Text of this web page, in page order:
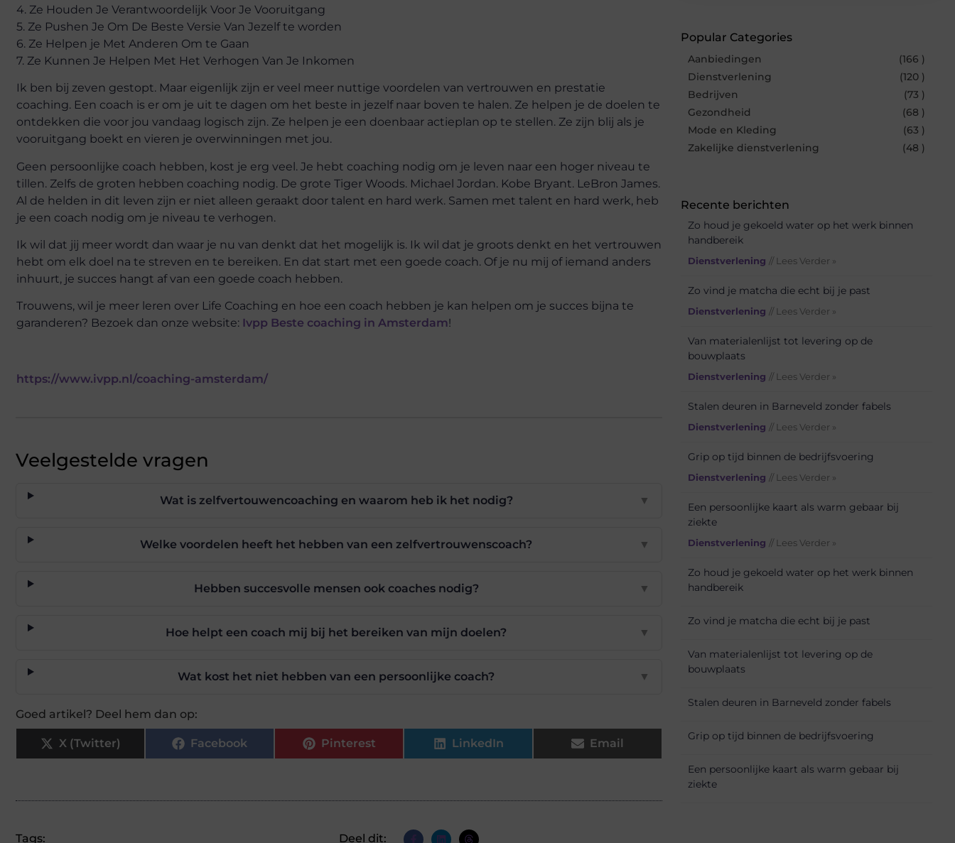
4. Ze Houden Je Verantwoordelijk Voor Je Vooruitgang
5. Ze Pushen Je Om De Beste Versie Van Jezelf te worden
6. Ze Helpen je Met Anderen Om te Gaan
7. Ze Kunnen Je Helpen Met Het Verhogen Van Je Inkomen
Ik ben bij zeven gestopt. Maar eigenlijk zijn er veel meer nuttige voordelen van vertrouwen en prestatie
coaching. Een coach is er om je uit te dagen om het beste in jezelf naar boven te halen. Ze helpen je de doelen te
ontdekken die voor jou vandaag logisch zijn. Ze helpen je een doenbaar actieplan op te stellen. Ze zijn blij als je
vooruitgang boekt en vieren je overwinningen met jou.
Geen persoonlijke coach hebben, kost je erg veel. Je hebt coaching nodig om je leven naar een hoger niveau te
tillen. Zelfs de groten hebben coaching nodig. De grote Tiger Woods. Michael Jordan. Kobe Bryant. LeBron James.
Al de helden in dit leven zijn er niet alleen geraakt door talent en hard werk. Samen met talent en hard werk, heb
je een coach nodig om je niveau te verhogen.
Ik wil dat jij meer wordt dan waar je nu van denkt dat het mogelijk is. Ik wil dat je groots denkt en het vertrouwen
hebt om elk doel na te streven en te bereiken. En dat start met een goede coach. Of je nu mij of iemand anders
inhuurt, je succes hangt af van een goede coach hebben.
Trouwens, wil je meer leren over Life Coaching en hoe een coach hebben je kan helpen om je succes bijna te
garanderen? Bezoek dan onze website: Ivpp Beste coaching in Amsterdam!
https://www.ivpp.nl/coaching-amsterdam/
Veelgestelde vragen
Wat is zelfvertouwencoaching en waarom heb ik het nodig? ▼
Welke voordelen heeft het hebben van een zelfvertrouwenscoach? ▼
Hebben succesvolle mensen ook coaches nodig? ▼
Hoe helpt een coach mij bij het bereiken van mijn doelen? ▼
Wat kost het niet hebben van een persoonlijke coach? ▼
Goed artikel? Deel hem dan op:
X (Twitter) Facebook Pinterest LinkedIn Email
Tags: Deel dit:
Popular Categories
Aanbiedingen
(166 )
Dienstverlening
(120 )
Bedrijven
(73 )
Gezondheid
(68 )
Mode en Kleding
(63 )
Zakelijke dienstverlening
(48 )
Recente berichten
Zo houd je gekoeld water op het werk binnen
handbereik
Dienstverlening // Lees Verder »
Zo vind je matcha die echt bij je past
Dienstverlening // Lees Verder »
Van materialenlijst tot levering op de
bouwplaats
Dienstverlening // Lees Verder »
Stalen deuren in Barneveld zonder fabels
Dienstverlening // Lees Verder »
Grip op tijd binnen de bedrijfsvoering
Dienstverlening // Lees Verder »
Een persoonlijke kaart als warm gebaar bij
ziekte
Dienstverlening // Lees Verder »
Zo houd je gekoeld water op het werk binnen
handbereik
Zo vind je matcha die echt bij je past
Van materialenlijst tot levering op de
bouwplaats
Stalen deuren in Barneveld zonder fabels
Grip op tijd binnen de bedrijfsvoering
Een persoonlijke kaart als warm gebaar bij
ziekte